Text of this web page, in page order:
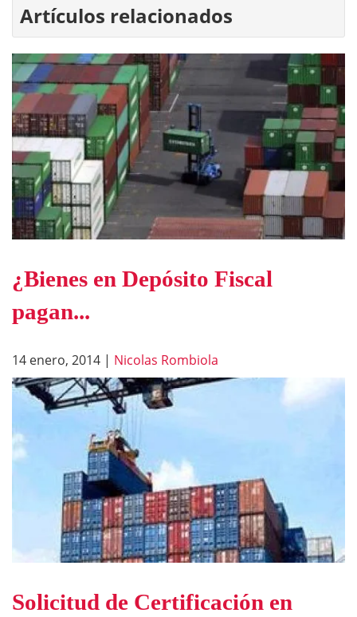
Artículos relacionados
¿Bienes en Depósito Fiscal
pagan...
14 enero, 2014 | Nicolas Rombiola
Solicitud de Certificación en